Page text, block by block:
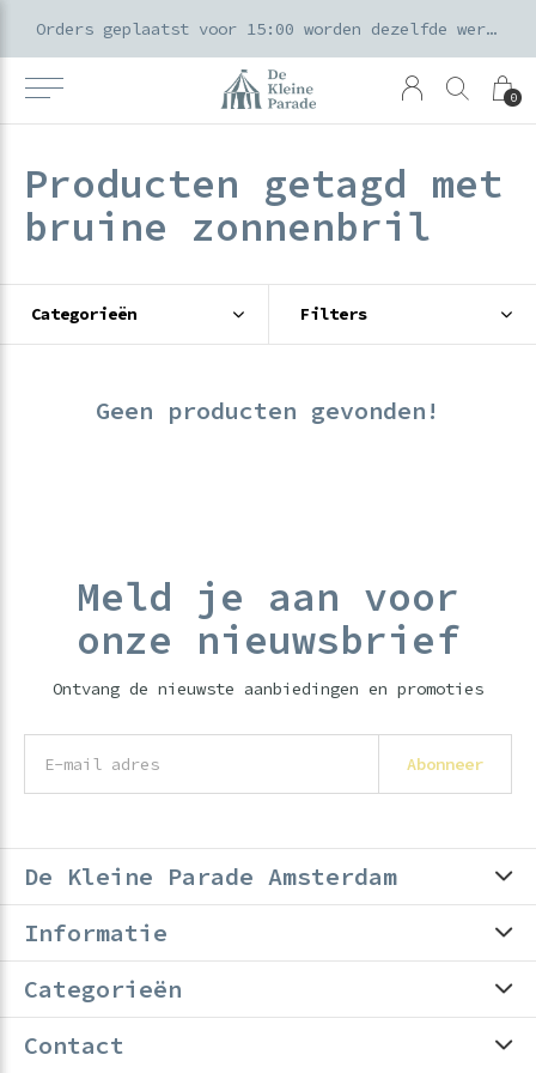
0
Orders geplaatst voor 15:00 worden dezelfde werkdag verzonden
Producten getagd met
bruine zonnenbril
Categorieën Filters
Geen producten gevonden!
Meld je aan voor
onze nieuwsbrief
Ontvang de nieuwste aanbiedingen en promoties
Abonneer
De Kleine Parade Amsterdam
Informatie
Categorieën
Contact